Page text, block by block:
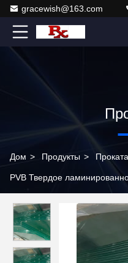
gracewish@163.com
Дом > Продукты >
PVB Твердое